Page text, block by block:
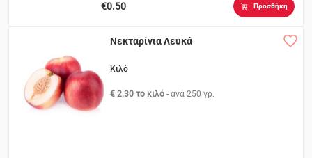
€0.50 Προσθήκη
Νεκταρίνια Λευκά
Κιλό
€ 2.30 το κιλό - ανά250 γρ.